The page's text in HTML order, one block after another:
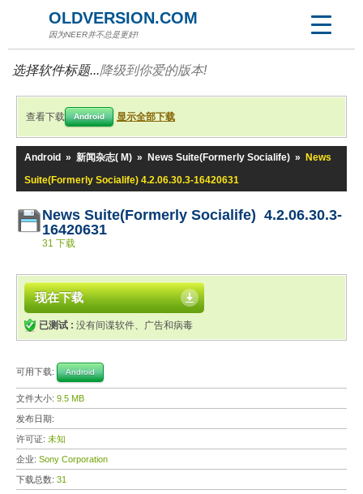
OLDVERSION.COM
因为NEER并不总是更好!
选择软件标题...降级到你爱的版本!
查看下载 Android 显示全部下载
Android » 新闻杂志( M) » News Suite(Formerly Socialife) »
News
Suite(Formerly Socialife) 4.2.06.30.3-16420631
News Suite(Formerly Socialife) 4.2.06.30.3-
16420631
31 下载
现在下载
已测试 : 没有间谍软件、广告和病毒
可用下载: Android
文件大小: 9.5 MB
发布日期:
许可证: 未知
企业: Sony Corporation
下载总数: 31